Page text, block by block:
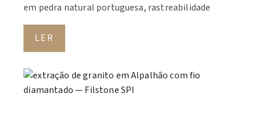
em pedra natural portuguesa, rastreabilidade
LER